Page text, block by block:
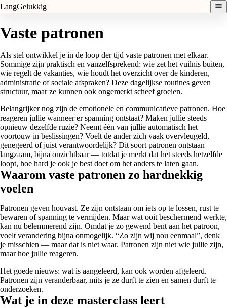
LangGelukkig
Vaste patronen
Als stel ontwikkel je in de loop der tijd vaste patronen met elkaar.
Sommige zijn praktisch en vanzelfsprekend: wie zet het vuilnis buiten,
wie regelt de vakanties, wie houdt het overzicht over de kinderen,
administratie of sociale afspraken? Deze dagelijkse routines geven
structuur, maar ze kunnen ook ongemerkt scheef groeien.
Belangrijker nog zijn de emotionele en communicatieve patronen. Hoe
reageren jullie wanneer er spanning ontstaat? Maken jullie steeds
opnieuw dezelfde ruzie? Neemt één van jullie automatisch het
voortouw in beslissingen? Voelt de ander zich vaak overvleugeld,
genegeerd of juist verantwoordelijk? Dit soort patronen ontstaan
langzaam, bijna onzichtbaar — totdat je merkt dat het steeds hetzelfde
loopt, hoe hard je ook je best doet om het anders te laten gaan.
Waarom vaste patronen zo hardnekkig
voelen
Patronen geven houvast. Ze zijn ontstaan om iets op te lossen, rust te
bewaren of spanning te vermijden. Maar wat ooit beschermend werkte,
kan nu belemmerend zijn. Omdat je zo gewend bent aan het patroon,
voelt verandering bijna onmogelijk. “Zo zijn wij nou eenmaal”, denk
je misschien — maar dat is niet waar. Patronen zijn niet wie jullie zijn,
maar hoe jullie reageren.
Het goede nieuws: wat is aangeleerd, kan ook worden afgeleerd.
Patronen zijn veranderbaar, mits je ze durft te zien en samen durft te
onderzoeken.
Wat je in deze masterclass leert